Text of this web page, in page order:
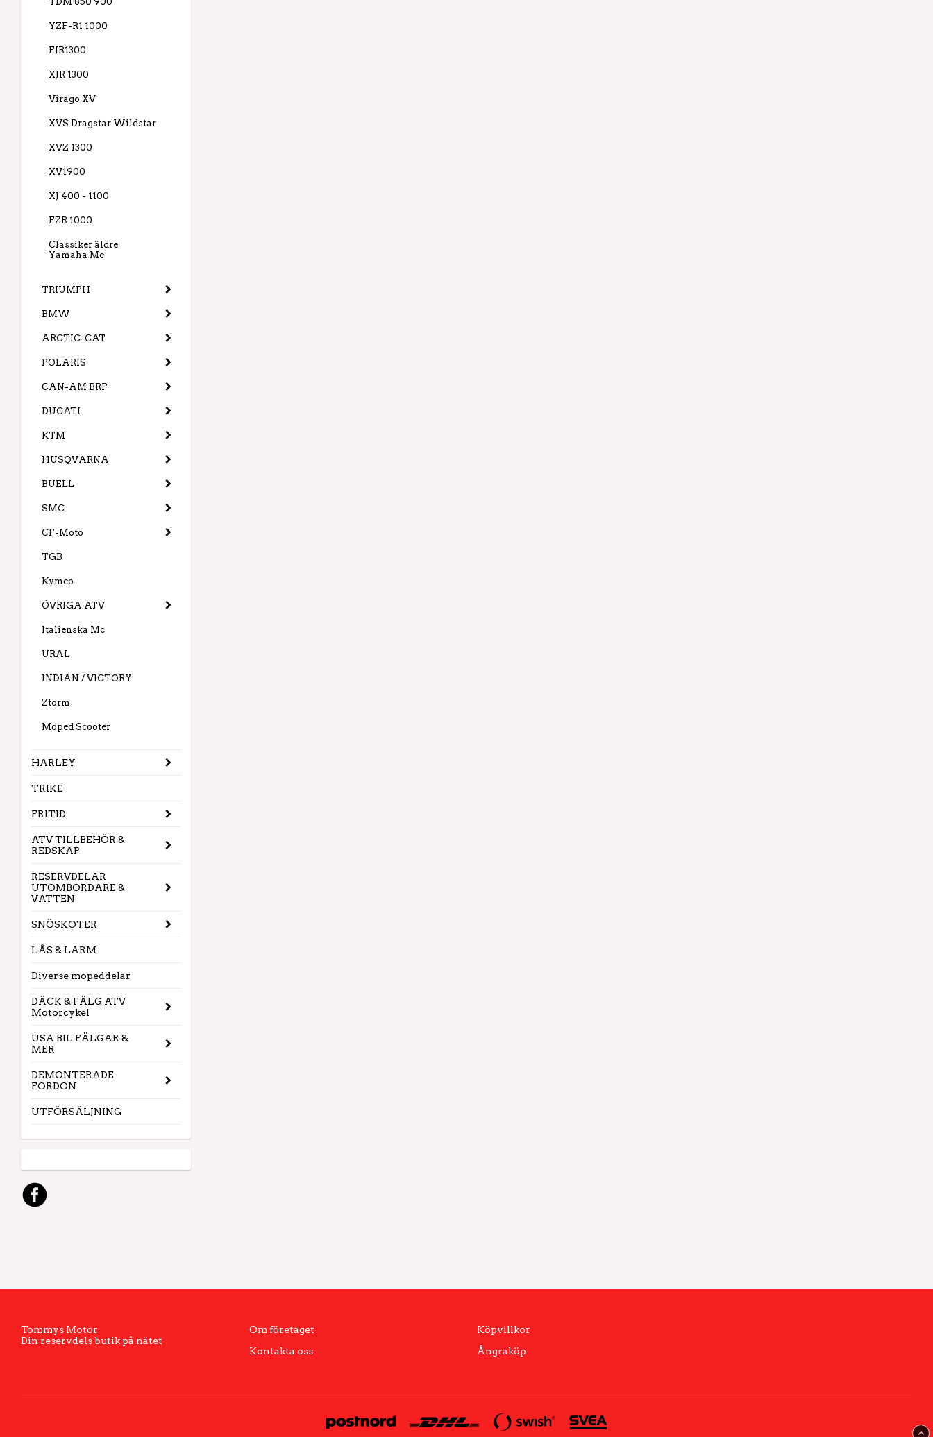
YZF-R1 1000
FJR1300
XJR 1300
Virago XV
XVS Dragstar Wildstar
XVZ 1300
XV1900
XJ 400 - 1100
FZR 1000
Classiker äldre
Yamaha Mc
TRIUMPH
BMW
ARCTIC-CAT
POLARIS
CAN-AM BRP
DUCATI
KTM
HUSQVARNA
BUELL
SMC
CF-Moto
TGB
Kymco
ÖVRIGA ATV
Italienska Mc
URAL
INDIAN / VICTORY
Ztorm
Moped Scooter
HARLEY
TRIKE
FRITID
ATV TILLBEHÖR &
REDSKAP
RESERVDELAR
UTOMBORDARE &
VATTEN
SNÖSKOTER
LÅS & LARM
Diverse mopeddelar
DÄCK & FÄLG ATV
Motorcykel
USA BIL FÄLGAR &
MER
DEMONTERADE
FORDON
UTFÖRSÄLJNING
Tommys Motor
Din reservdels butik på nätet
Om företaget
Kontakta oss
Köpvillkor
Ångraköp